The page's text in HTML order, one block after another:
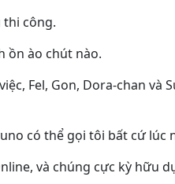
công.
ồn ào chút nào.
Fel, Gon, Dora-chan
có thể gọi tôi bất cứ lúc
và chúng cực kỳ